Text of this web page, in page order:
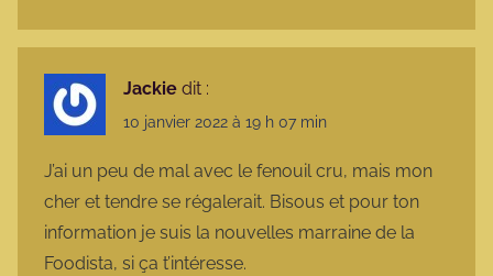
Jackie dit :
10 janvier 2022 à 19 h 07 min
J’ai un peu de mal avec le fenouil cru, mais mon
cher et tendre se régalerait. Bisous et pour ton
information je suis la nouvelles marraine de la
Foodista, si ça t’intéresse.